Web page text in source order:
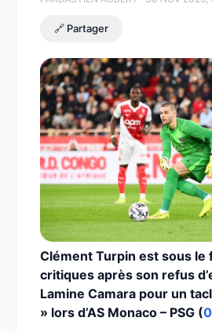
🔗 Partager
Clément Turpin est sous le
critiques après son refus
Lamine Camara pour un
» lors d’AS Monaco – PSG (